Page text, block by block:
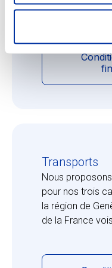
respectueuses
Transports
Nous
pour nos trois
la région de
de la France